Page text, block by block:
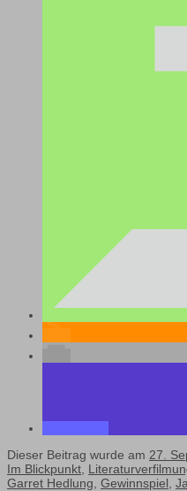
Dieser Beitrag wurde am 27.
Im Blickpunkt
Garret Hedlung Gewinnspiel